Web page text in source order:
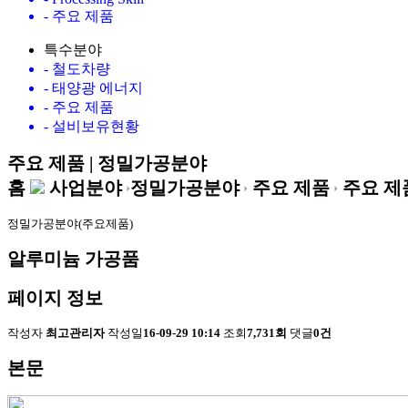
- 주요 제품
특수분야
- 철도차량
- 태양광 에너지
- 주요 제품
- 설비보유현황
주요 제품 | 정밀가공분야
홈
사업분야 정밀가공분야 주요 제품 주요 제
정밀가공분야(주요제품)
알루미늄 가공품
페이지 정보
작성자 최고관리자 작성일 16-09-29 10:14 조회7,731회 댓글0건
본문